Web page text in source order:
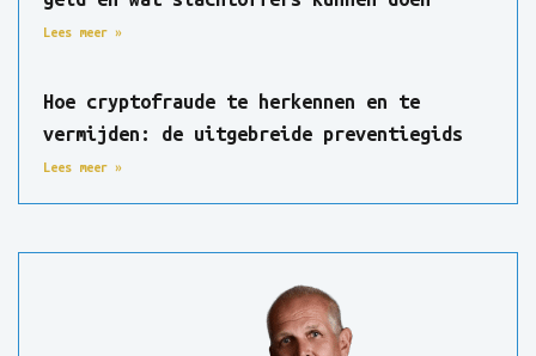
Lees meer »
Hoe cryptofraude te herkennen en te
vermijden: de uitgebreide preventiegids
Lees meer »